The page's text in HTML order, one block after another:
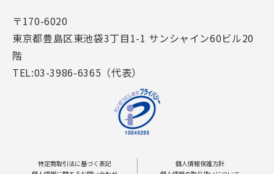
〒170-6020
東京都豊島区東池袋3丁目1-1 サンシャイン60ビル20
階
TEL:03-3986-6365（代表）
特定商取引法に基づく表記
個人情報保護方針